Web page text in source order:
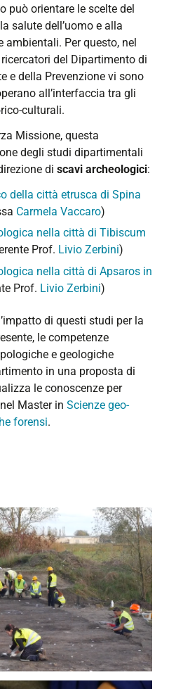
può orientare le scelte del
salute dell’uomo e alla
ambientali. Per questo, nel
del Dipartimento di
e della Prevenzione vi sono
all’interfaccia tra gli
culturali.
Missione, questa
degli studi dipartimentali
di scavi archeologici:
della città etrusca di Spina
Carmela Vaccaro)
nella città di Tibiscum
Prof. Livio Zerbini)
nella città di Apsaros in
Prof. Livio Zerbini)
di questi studi per la
le competenze
e geologiche
in una proposta di
le conoscenze per
Master in Scienze geo-
forensi.